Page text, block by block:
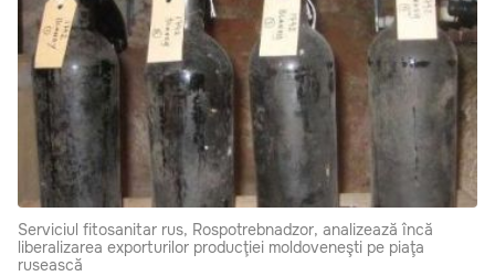
Serviciul fitosanitar rus, Rospotrebnadzor, analizează încă
liberalizarea exporturilor producţiei moldoveneşti pe piaţa
rusească